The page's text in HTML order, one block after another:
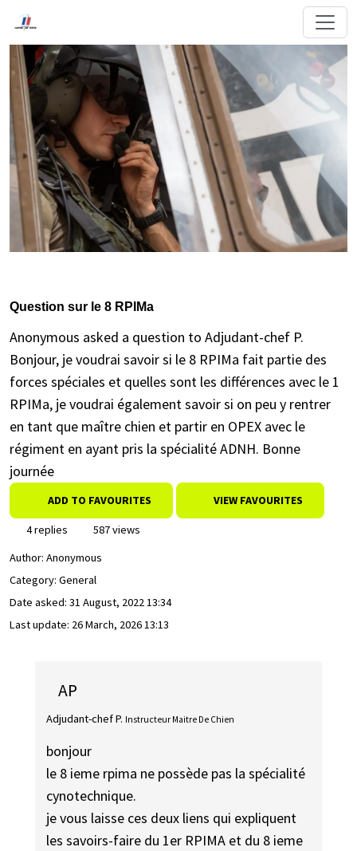
Question sur le 8 RPIMa
Anonymous asked a question to Adjudant-chef P.
Bonjour, je voudrai savoir si le 8 RPIMa fait partie des
forces spéciales et quelles sont les différences avec le 1
RPIMa, je voudrai également savoir si on peu y rentrer
en tant que maître chien et partir en OPEX avec le
régiment en ayant pris la spécialité ADNH. Bonne
journée
ADD TO FAVOURITES VIEW FAVOURITES
4 replies
587 views
Author: Anonymous
Category: General
Date asked: 31 August, 2022 13:34
Last update: 26 March, 2026 13:13
AP
Adjudant-chef P. Instructeur Maitre De Chien
bonjour
le 8 ieme rpima ne possède pas la spécialité
cynotechnique.
je vous laisse ces deux liens qui expliquent
les savoirs-faire du 1er RPIMA et du 8 ieme